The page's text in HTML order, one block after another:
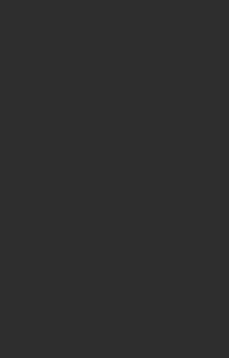
、TikTokで送る方法
注意点をわかりやすく解説
の接続方法を解説